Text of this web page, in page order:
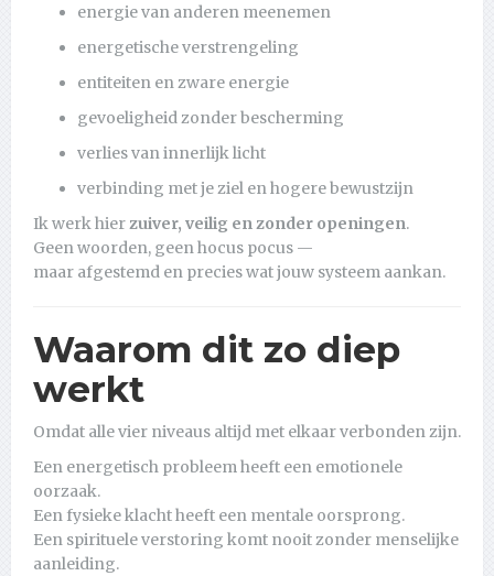
energie van anderen meenemen
energetische verstrengeling
entiteiten en zware energie
gevoeligheid zonder bescherming
verlies van innerlijk licht
verbinding met je ziel en hogere bewustzijn
Ik werk hier zuiver, veilig en zonder openingen.
Geen woorden, geen hocus pocus —
maar afgestemd en precies wat jouw systeem aankan.
Waarom dit zo diep
werkt
Omdat alle vier niveaus altijd met elkaar verbonden zijn.
Een energetisch probleem heeft een emotionele
oorzaak.
Een fysieke klacht heeft een mentale oorsprong.
Een spirituele verstoring komt nooit zonder menselijke
aanleiding.